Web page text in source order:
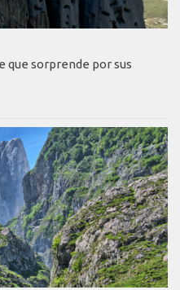
que sorprende por sus